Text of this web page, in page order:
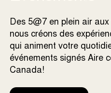
Des 5@7 en plein air
nous créons des
qui animent votre
événements signés Aire
Canada!